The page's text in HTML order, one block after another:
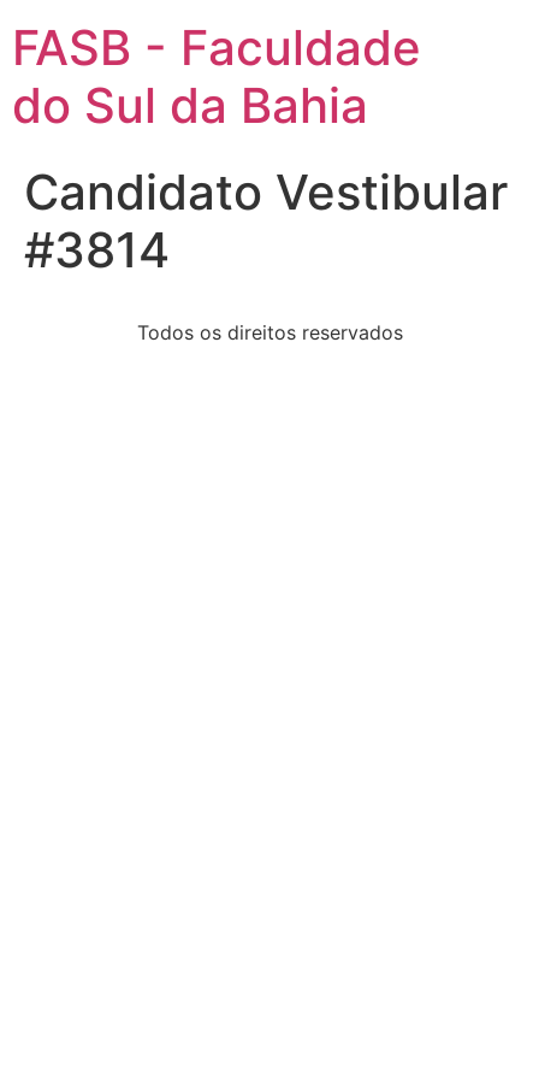
FASB - Faculdade
do Sul da Bahia
Candidato Vestibular
#3814
Todos os direitos reservados